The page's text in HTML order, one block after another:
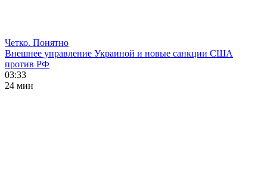
Четко. Понятно
Внешнее управление Украиной и новые санкции США
против РФ
03:33
24 мин